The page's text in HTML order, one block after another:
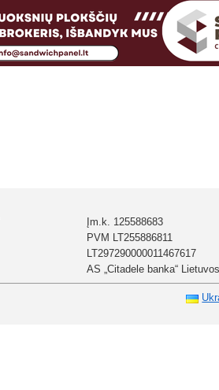
Įm.k. 125588683
PVM LT255886811
LT297290000011467617
AS „Citadele banka“